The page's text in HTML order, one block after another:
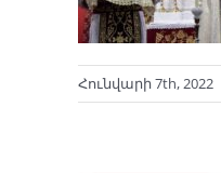
Հունվարի 7th, 2022